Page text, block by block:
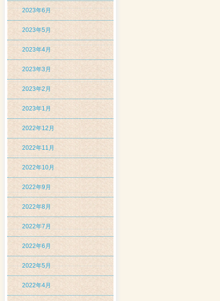
2023年6月
2023年5月
2023年4月
2023年3月
2023年2月
2023年1月
2022年12月
2022年11月
2022年10月
2022年9月
2022年8月
2022年7月
2022年6月
2022年5月
2022年4月